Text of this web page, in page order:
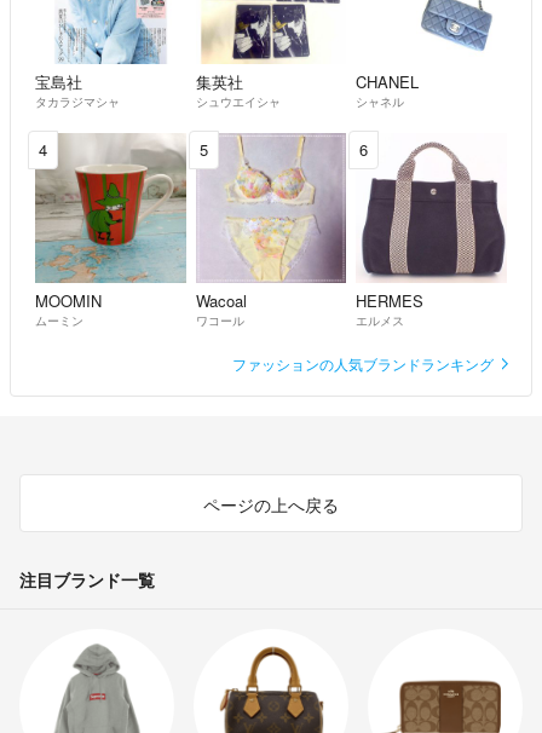
宝島社
タカラジマシャ
集英社
シュウエイシャ
CHANEL
シャネル
4
MOOMIN
ムーミン
5
Wacoal
ワコール
6
HERMES
エルメス
ファッションの人気ブランドランキング
ページの上へ戻る
注目ブランド一覧